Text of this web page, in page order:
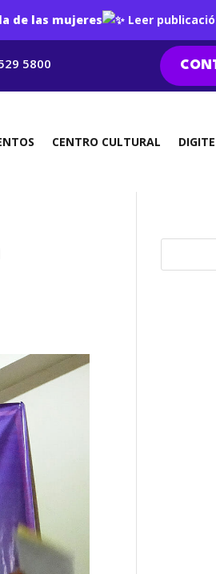
de las mujeres Leer
5800
CENTRO CULTURAL